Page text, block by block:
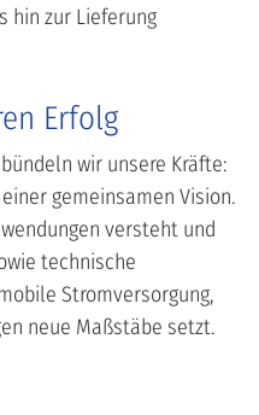
hin zur Lieferung
Erfolg
bündeln wir unsere Kräfte:
gemeinsamen Vision.
versteht und
technische
Stromversorgung,
neue Maßstäbe setzt.